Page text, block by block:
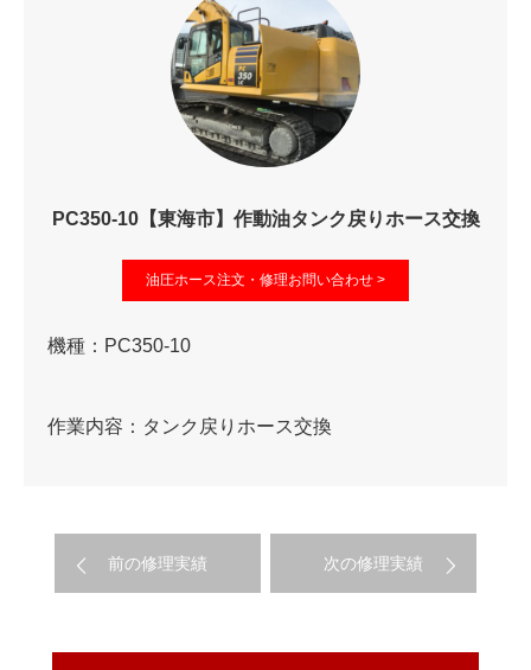
PC350-10【東海市】作動油タンク戻りホース交換
油圧ホース注文・修理お問い合わせ >
機種：PC350-10
作業内容：タンク戻りホース交換
前の修理実績 次の修理実績